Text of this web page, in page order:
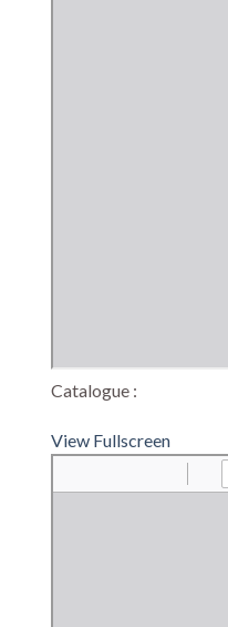
Catalogue :
View Fullscreen